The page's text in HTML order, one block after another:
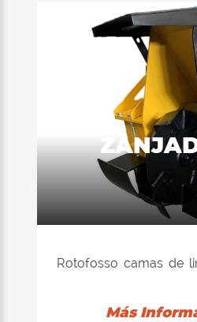
Rotofosso camas de
(3 tubos: flujo de
Más